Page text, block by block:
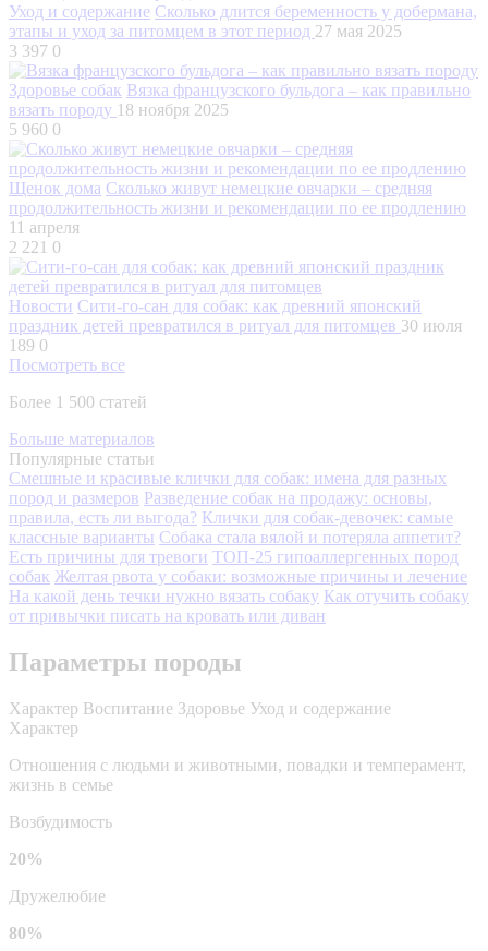
Уход и содержание Сколько длится беременность у добермана,
этапы и уход за питомцем в этот период 27 мая 2025
3 397 0
Здоровье собак Вязка французского бульдога – как правильно
вязать породу 18 ноября 2025
5 960 0
Щенок дома Сколько живут немецкие овчарки – средняя
продолжительность жизни и рекомендации по ее продлению
11 апреля
2 221 0
Новости Сити-го-сан для собак: как древний японский
праздник детей превратился в ритуал для питомцев 30 июля
189 0
Посмотреть все
Более 1 500 статей
Больше материалов
Популярные статьи
Смешные и красивые клички для собак: имена для разных
пород и размеров Разведение собак на продажу: основы,
правила, есть ли выгода? Клички для собак-девочек: самые
классные варианты Собака стала вялой и потеряла аппетит?
Есть причины для тревоги ТОП-25 гипоаллергенных пород
собак Желтая рвота у собаки: возможные причины и лечение
На какой день течки нужно вязать собаку Как отучить собаку
от привычки писать на кровать или диван
Параметры породы
Характер Воспитание Здоровье Уход и содержание
Характер
Отношения с людьми и животными, повадки и темперамент,
жизнь в семье
Возбудимость
20%
Дружелюбие
80%